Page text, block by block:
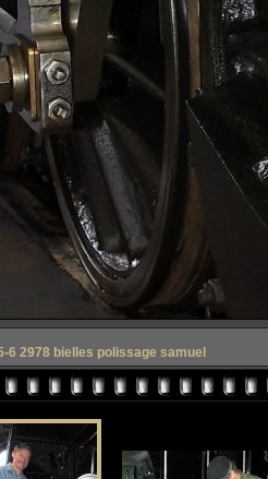
6 2978 bielles polissage samuel